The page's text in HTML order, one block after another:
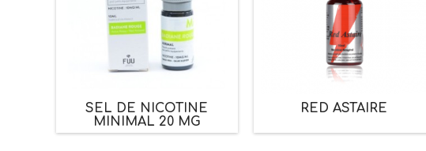
SEL DE NICOTINE
MINIMAL 20 MG
RED ASTAIRE